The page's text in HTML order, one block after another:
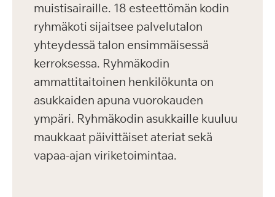
muistisairaille. 18 esteettömän kodin
ryhmäkoti sijaitsee palvelutalon
yhteydessä talon ensimmäisessä
kerroksessa. Ryhmäkodin
ammattitaitoinen henkilökunta on
asukkaiden apuna vuorokauden
ympäri. Ryhmäkodin asukkaille kuuluu
maukkaat päivittäiset ateriat sekä
vapaa-ajan viriketoimintaa.